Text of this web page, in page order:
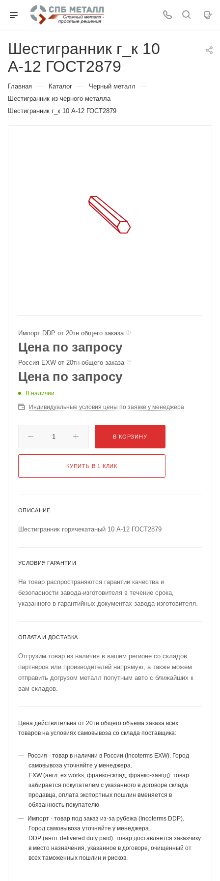
Шестигранник г_к 10
А-12 ГОСТ2879
Главная — Каталог — Черный металл —
Шестигранник из черного металла —
Шестигранник г_к 10 А-12 ГОСТ2879
Импорт DDP от 20тн общего заказа
Цена по запросу
Россия EXW от 20тн общего заказа
Цена по запросу
В наличии
Индивидуальные условия цены по заявке у менеджера
В КОРЗИНУ
КУПИТЬ В 1 КЛИК
ОПИСАНИЕ
Шестигранник горячекатаный 10 А-12 ГОСТ2879
УСЛОВИЯ ГАРАНТИИ
На товар распространяются гарантии качества и
безопасности завода-изготовителя в течение срока,
указанного в гарантийных документах завода-изготовителя.
ОПЛАТА И ДОСТАВКА
Отгрузим товар из наличия в вашем регионе со складов
партнеров или производителей напрямую, а также можем
отправить догрузом металл попутным авто с ближайших к
вам складов.
Цена действительна от 20тн общего объема заказа всех
товаров на условиях самовывоза со склада поставщика:
Россия - товар в наличии в России (Incoterms EXW). Город
самовывоза уточняйте у менеджера.
EXW (англ. ex works, франко-склад, франко-завод): товар
забирается покупателем с указанного в договоре склада
продавца, оплата экспортных пошлин вменяется в
обязанность покупателю
Импорт - товар под заказ из-за рубежа (Incoterms DDP).
Город самовывоза уточняйте у менеджера.
DDP (англ. delivered duty paid): товар доставляется заказчику
в место назначения, указанное в договоре, очищенный от
всех таможенных пошлин и рисков.